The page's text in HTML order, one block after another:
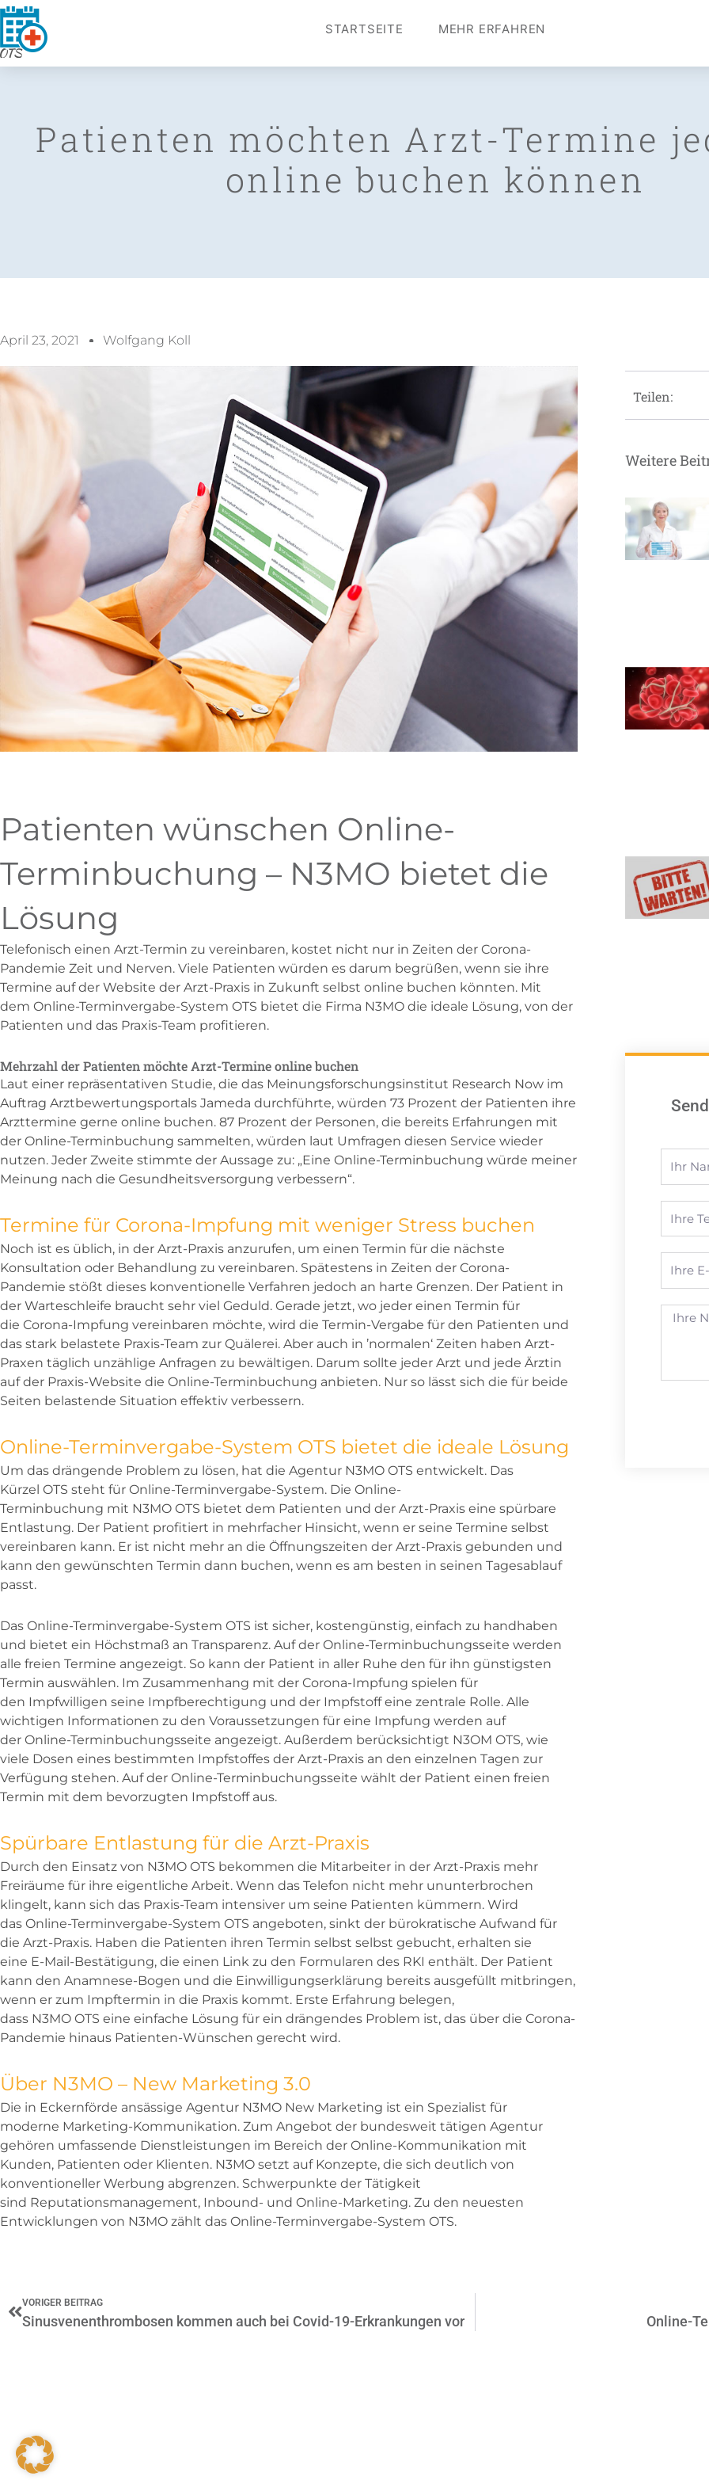
STARTSEITE MEHR ERFAHREN
Patienten möchten Arzt-Termine
online buchen können
April 23, 2021 Wolfgang Koll
Patienten wünschen Online-
Terminbuchung – N3MO bietet die
Lösung
Telefonisch einen Arzt-Termin zu vereinbaren, kostet nicht nur in Zeiten der Corona-
Pandemie Zeit und Nerven. Viele Patienten würden es darum begrüßen, wenn sie ihre
Termine auf der Website der Arzt-Praxis in Zukunft selbst online buchen könnten. Mit
dem Online-Terminvergabe-System OTS bietet die Firma N3MO die ideale Lösung, von der
Patienten und das Praxis-Team profitieren.
Mehrzahl der Patienten möchte Arzt-Termine online buchen
Laut einer repräsentativen Studie, die das Meinungsforschungsinstitut Research Now im
Auftrag Arztbewertungsportals Jameda durchführte, würden 73 Prozent der Patienten ihre
Arzttermine gerne online buchen. 87 Prozent der Personen, die bereits Erfahrungen mit
der Online-Terminbuchung sammelten, würden laut Umfragen diesen Service wieder
nutzen. Jeder Zweite stimmte der Aussage zu: „Eine Online-Terminbuchung würde meiner
Meinung nach die Gesundheitsversorgung verbessern“.
Termine für Corona-Impfung mit weniger Stress buchen
Noch ist es üblich, in der Arzt-Praxis anzurufen, um einen Termin für die nächste
Konsultation oder Behandlung zu vereinbaren. Spätestens in Zeiten der Corona-
Pandemie stößt dieses konventionelle Verfahren jedoch an harte Grenzen. Der Patient in
der Warteschleife braucht sehr viel Geduld. Gerade jetzt, wo jeder einen Termin für
die Corona-Impfung vereinbaren möchte, wird die Termin-Vergabe für den Patienten und
das stark belastete Praxis-Team zur Quälerei. Aber auch in ’normalen‘ Zeiten haben Arzt-
Praxen täglich unzählige Anfragen zu bewältigen. Darum sollte jeder Arzt und jede Ärztin
auf der Praxis-Website die Online-Terminbuchung anbieten. Nur so lässt sich die für beide
Seiten belastende Situation effektiv verbessern.
Online-Terminvergabe-System OTS bietet die ideale Lösung
Um das drängende Problem zu lösen, hat die Agentur N3MO OTS entwickelt. Das
Kürzel OTS steht für Online-Terminvergabe-System. Die Online-
Terminbuchung mit N3MO OTS bietet dem Patienten und der Arzt-Praxis eine spürbare
Entlastung. Der Patient profitiert in mehrfacher Hinsicht, wenn er seine Termine selbst
vereinbaren kann. Er ist nicht mehr an die Öffnungszeiten der Arzt-Praxis gebunden und
kann den gewünschten Termin dann buchen, wenn es am besten in seinen Tagesablauf
passt.
Das Online-Terminvergabe-System OTS ist sicher, kostengünstig, einfach zu handhaben
und bietet ein Höchstmaß an Transparenz. Auf der Online-Terminbuchungsseite werden
alle freien Termine angezeigt. So kann der Patient in aller Ruhe den für ihn günstigsten
Termin auswählen. Im Zusammenhang mit der Corona-Impfung spielen für
den Impfwilligen seine Impfberechtigung und der Impfstoff eine zentrale Rolle. Alle
wichtigen Informationen zu den Voraussetzungen für eine Impfung werden auf
der Online-Terminbuchungsseite angezeigt. Außerdem berücksichtigt N3OM OTS, wie
viele Dosen eines bestimmten Impfstoffes der Arzt-Praxis an den einzelnen Tagen zur
Verfügung stehen. Auf der Online-Terminbuchungsseite wählt der Patient einen freien
Termin mit dem bevorzugten Impfstoff aus.
Spürbare Entlastung für die Arzt-Praxis
Durch den Einsatz von N3MO OTS bekommen die Mitarbeiter in der Arzt-Praxis mehr
Freiräume für ihre eigentliche Arbeit. Wenn das Telefon nicht mehr ununterbrochen
klingelt, kann sich das Praxis-Team intensiver um seine Patienten kümmern. Wird
das Online-Terminvergabe-System OTS angeboten, sinkt der bürokratische Aufwand für
die Arzt-Praxis. Haben die Patienten ihren Termin selbst selbst gebucht, erhalten sie
eine E-Mail-Bestätigung, die einen Link zu den Formularen des RKI enthält. Der Patient
kann den Anamnese-Bogen und die Einwilligungserklärung bereits ausgefüllt mitbringen,
wenn er zum Impftermin in die Praxis kommt. Erste Erfahrung belegen,
dass N3MO OTS eine einfache Lösung für ein drängendes Problem ist, das über die Corona-
Pandemie hinaus Patienten-Wünschen gerecht wird.
Über N3MO – New Marketing 3.0
Die in Eckernförde ansässige Agentur N3MO New Marketing ist ein Spezialist für
moderne Marketing-Kommunikation. Zum Angebot der bundesweit tätigen Agentur
gehören umfassende Dienstleistungen im Bereich der Online-Kommunikation mit
Kunden, Patienten oder Klienten. N3MO setzt auf Konzepte, die sich deutlich von
konventioneller Werbung abgrenzen. Schwerpunkte der Tätigkeit
sind Reputationsmanagement, Inbound- und Online-Marketing. Zu den neuesten
Entwicklungen von N3MO zählt das Online-Terminvergabe-System OTS.
Teilen:
Weitere
VORIGER BEITRAG
Sinusvenenthrombosen kommen auch bei Covid-19-Erkrankungen vor Online-